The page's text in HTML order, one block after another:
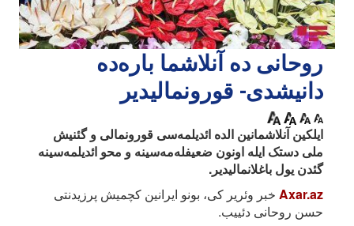
روحانی ده آنلاشما باره‌ده
دانیشدی- قورونمالیدیر
ایلکین آنلاشمانین الده ائدیلمه‌سی قورونمالی و گئنیش
ملی دستک ایله اونون ضعیفله‌مه‌سینه و محو ائدیلمه‌سینه
گئدن یول باغلانمالیدیر.
Axar.az خبر وئریر کی، بونو ایرانین کچمیش پرزیدنتی
حسن روحانی دئییب.